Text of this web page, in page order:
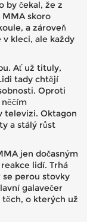
by čekal, že z
MMA skoro
a zároveň
kleci, ale každy
Ať už tituly,
tady chtějí
Oproti
televizi. Oktagon
a stálý růst
jen dočasným
lidí. Trhá
perou stovky
galavečer
o kterých už